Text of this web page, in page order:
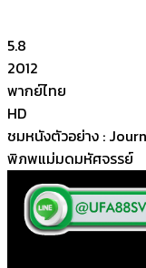
5.8
2012
พากย์ไทย
HD
ชมหนังตัวอย่าง :
พิภพแม่มดมหัศจรรย์